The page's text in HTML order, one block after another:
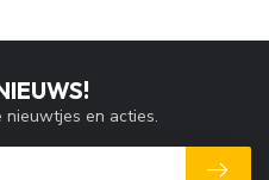
en acties.